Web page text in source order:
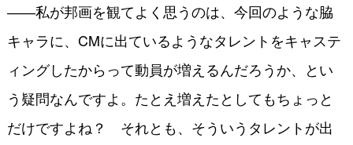
――私が邦画を観てよく思うのは、今回のような脇
キャラに、CMに出ているようなタレントをキャステ
ィングしたからって動員が増えるんだろうか、とい
う疑問なんですよ。たとえ増えたとしてもちょっと
だけですよね？ それとも、そういうタレントが出